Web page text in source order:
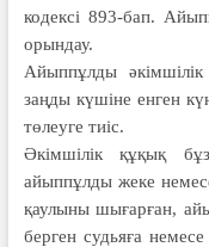
кодексі 893-бап.
орындау.
Айыппұл­ды
заңды күшіне енген
төлеуге тиіс.
Әкімшілік құқық
айыппұлды жеке
қаулыны шығарған,
бер­ген судьяға